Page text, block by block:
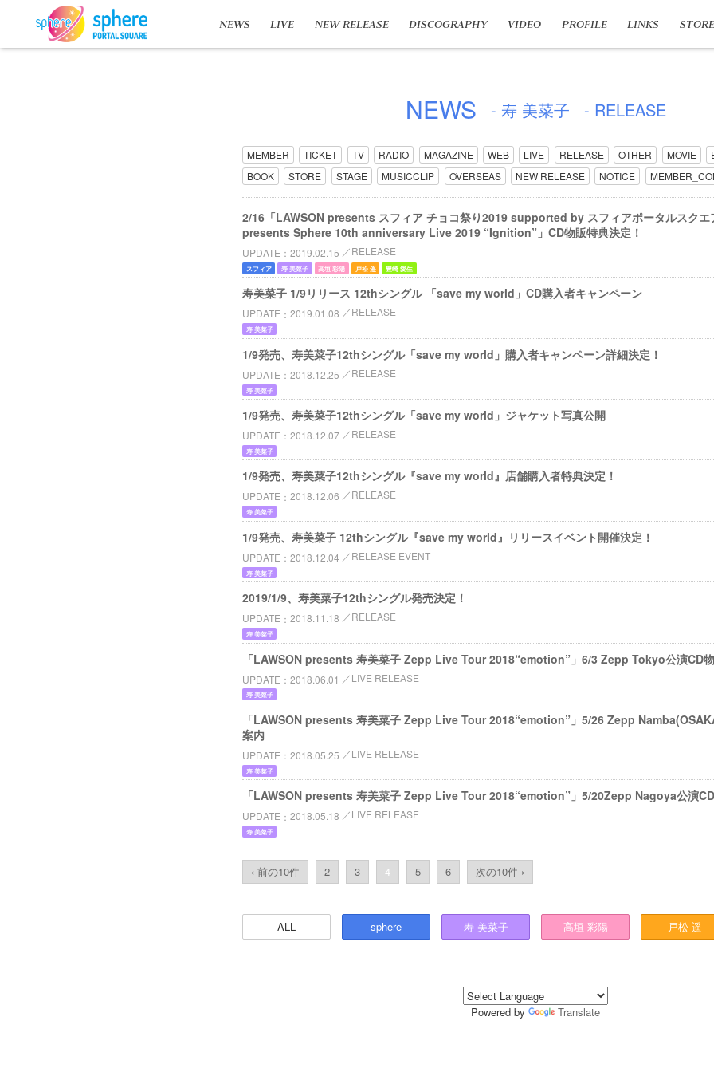
NEWS LIVE NEW RELEASE DISCOGRAPHY VIDEO PROFILE LINKS STORE
NEWS - 寿 美菜子 - RELEASE
MEMBER TICKET TV RADIO MAGAZINE WEB LIVE RELEASE OTHER MOVIE
BOOK
STORE STAGE MUSICCLIP OVERSEAS NEW RELEASE NOTICE
2/16「LAWSON presents スフィア チョコ祭り2019 supported by スフィアポータルスクエ
presents Sphere 10th anniversary Live 2019 “Ignition”」CD物販特典決定！
UPDATE 2019.02.15 RELEASE
スフィア 寿 美菜子 高垣 彩陽 戸松 遥 豊崎 愛生
寿美菜子 1/9リリース 12thシングル 「save my world」CD購入者キャンペーン
UPDATE 2019.01.08 RELEASE
寿 美菜子
1/9発売、寿美菜子12thシングル「save my world」購入者キャンペーン詳細決定！
UPDATE 2018.12.25 RELEASE
寿 美菜子
1/9発売、寿美菜子12thシングル「save my world」ジャケット写真公開
UPDATE 2018.12.07 RELEASE
寿 美菜子
1/9発売、寿美菜子12thシングル『save my world』店舗購入者特典決定！
UPDATE 2018.12.06 RELEASE
寿 美菜子
1/9発売、寿美菜子 12thシングル『save my world』リリースイベント開催決定！
UPDATE 2018.12.04 RELEASE EVENT
寿 美菜子
2019/1/9、寿美菜子12thシングル発売決定！
UPDATE 2018.11.18 RELEASE
寿 美菜子
「LAWSON presents 寿美菜子 Zepp Live Tour 2018“emotion”」6/3 Zepp Tokyo公演CD
UPDATE 2018.06.01 LIVE RELEASE
寿 美菜子
「LAWSON presents 寿美菜子 Zepp Live Tour 2018“emotion”」5/26 Zepp
案内
UPDATE 2018.05.25 LIVE RELEASE
寿 美菜子
「LAWSON presents 寿美菜子 Zepp Live Tour 2018“emotion”」5/20Zepp Nagoya公演
UPDATE 2018.05.18 LIVE RELEASE
寿 美菜子
‹ 前の10件 2 3 4 5 6 次の10件 ›
ALL sphere 寿 美菜子 高垣 彩陽 戸松 遥
Powered by Translate